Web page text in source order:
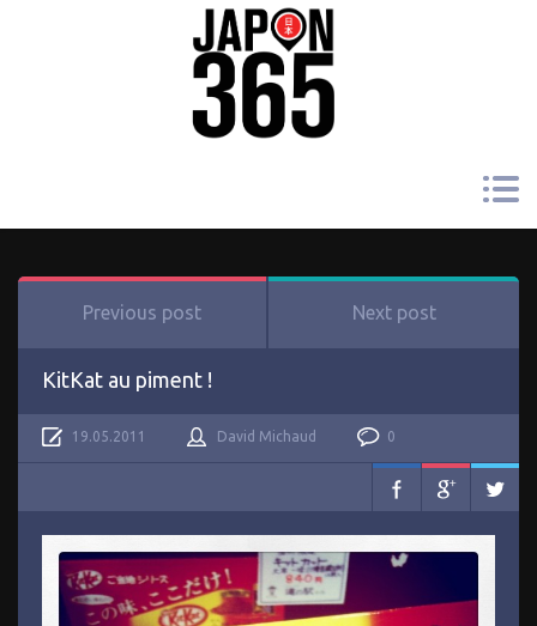
Previous post Next post
KitKat au piment !
19.05.2011 David Michaud 0